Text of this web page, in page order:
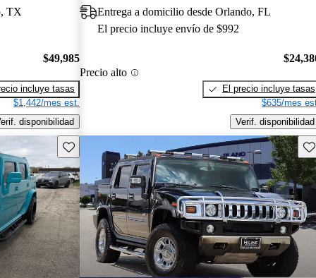
TX
$49,985
incluye tasas
$1,442/mes est.
disponibilidad
Entrega a domicilio desde Orlando, FL
El precio incluye envío de $992
Precio alto
El precio incluye tasas
$635/mes
Verif. disponibilidad
Guarda este Aviso